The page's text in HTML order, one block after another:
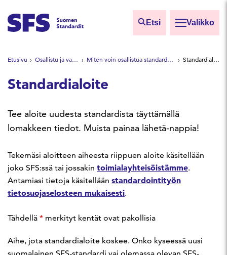
Etsi Valikko
Etsi sivuilta
Hae hakutermillä
Etusivu Osallistu ja vaikuta Miten voin osallistua standardointiin? Standardialoite
Standardialoite
Tee aloite uudesta standardista täyttämällä
lomakkeen tiedot. Muista painaa lähetä-nappia!
Tekemäsi aloitteen aiheesta riippuen aloite käsitellään
joko SFS:ssä tai jossakin toimialayhteisöistämme.
Antamiasi tietoja käsitellään standardointityön
tietosuojaselosteen mukaisesti.
Tähdellä * merkityt kentät ovat pakollisia
Aihe, jota standardialoite koskee. Onko kyseessä uusi